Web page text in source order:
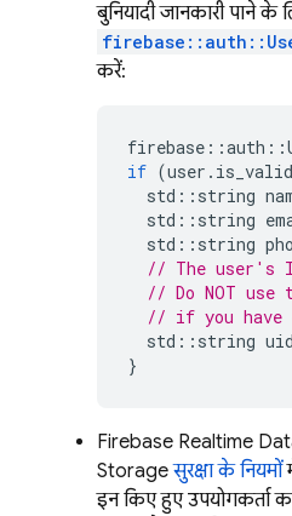
बुनियादी जानकारी पाने के
करें:
firebase ::auth ::
if (user . is_valid
std :: string
std :: string
std :: string
// The user's
// Do NOT
// if you have
std :: string uid
}
Firebase Realtime
Storage सुरक्षा के नियमों
इन किए हुए उपयोगकर्ता